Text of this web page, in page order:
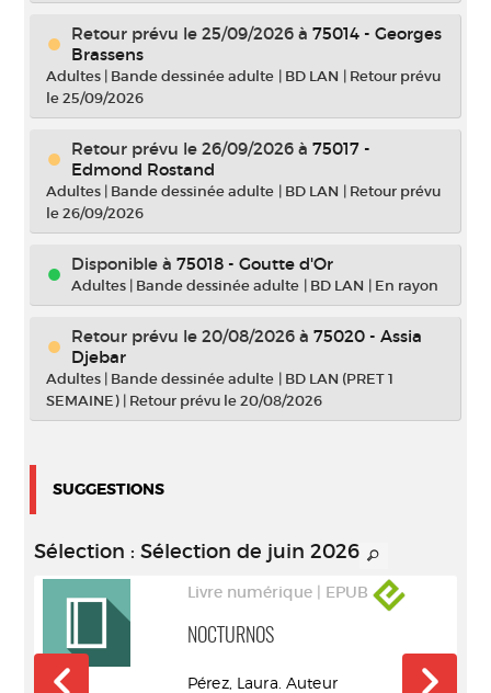
Retour prévu le 25/09/2026 à 75014 - Georges
Brassens
Adultes | Bande dessinée adulte | BD LAN | Retour prévu
le 25/09/2026
Retour prévu le 26/09/2026 à 75017 -
Edmond Rostand
Adultes | Bande dessinée adulte | BD LAN | Retour prévu
le 26/09/2026
Disponible à 75018 - Goutte d'Or
Adultes | Bande dessinée adulte | BD LAN | En rayon
Retour prévu le 20/08/2026 à 75020 - Assia
Djebar
Adultes | Bande dessinée adulte | BD LAN (PRET 1
SEMAINE) | Retour prévu le 20/08/2026
SUGGESTIONS
Sélection : Sélection de juin 2026
Livre numérique | EPUB
NOCTURNOS
Pérez, Laura. Auteur